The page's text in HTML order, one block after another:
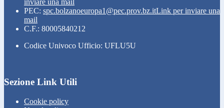
inviare una mail
PEC: spc.bolzanoeuropa1@pec.prov.bz.itLink per inviare una
mail
C.F.: 80005840212
Codice Univoco Ufficio: UFLU5U
Sezione Link Utili
Cookie policy